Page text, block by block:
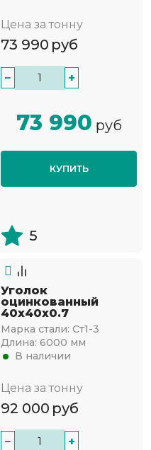
Цена за тонну
73 990 руб
− +
73 990 руб
КУПИТЬ
5
Уголок
оцинкованный
40х40х0.7
Марка стали: Ст1-3
Длина: 6000 мм
В наличии
Цена за тонну
92 000 руб
− +